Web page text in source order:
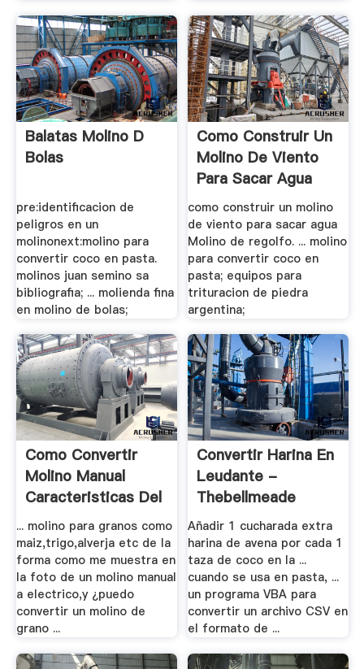
Balatas Molino D
Bolas
pre:identificacion de
peligros en un
molinonext:molino para
convertir coco en pasta.
molinos juan semino sa
bibliografia; ... molienda fina
en molino de bolas;
Como Construir Un
Molino De Viento
Para Sacar Agua
como construir un molino
de viento para sacar agua
Molino de regolfo. ... molino
para convertir coco en
pasta; equipos para
trituracion de piedra
argentina;
Como Convertir
Molino Manual
Caracteristicas Del
.
... molino para granos como
maiz,trigo,alverja etc de la
forma como me muestra en
la foto de un molino manual
a electrico,y ¿puedo
convertir un molino de
grano ...
Convertir Harina En
Leudante -
Thebellmeade
Añadir 1 cucharada extra
harina de avena por cada 1
taza de coco en la ...
cuando se usa en pasta, ...
un programa VBA para
convertir un archivo CSV en
el formato de ...